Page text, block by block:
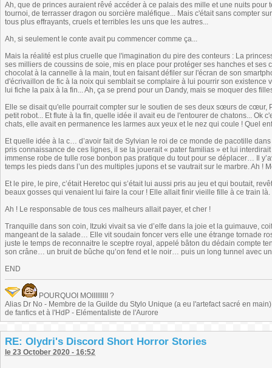
Ah, que de princes auraient rêvé accéder à ce palais des mille et une nuits
tournoi, de terrasser dragon ou sorcière maléfique... Mais c'était sans compter
tous plus effrayants, cruels et terribles les uns que les autres...
Ah, si seulement le conte avait pu commencer comme ça...
Mais la réalité est plus cruelle que l'imagination du pire des conteurs : La
ses milliers de coussins de soie, mis en place pour protéger ses hanches et
chocolat à la cannelle à la main, tout en faisant défiler sur l'écran de son
d'écrivaillon de fic à la noix qui semblait se complaire à lui pourrir son
lui fiche la paix à la fin... Ah, ça se prend pour un Dandy, mais se moquer des
Elle se disait qu'elle pourrait compter sur le soutien de ses deux sœurs de cœur,
petit robot... Et flute à la fin, quelle idée il avait eu de l'entourer de chatons... Ok
chats, elle avait en permanence les larmes aux yeux et le nez qui coule ! Quel
Et quelle idée à la c… d’avoir fait de Sylvian le roi de ce monde de pacotille
pris connaissance de ces lignes, il se la jouerait « pater familias » et lui
immense robe de tulle rose bonbon pas pratique du tout pour se déplacer… Il
temps les pieds dans l’un des multiples jupons et se vautrait sur le marbre. Ah !
Et le pire, le pire, c’était Heretoc qui s’était lui aussi pris au jeu et qui boutait,
beaux gosses qui venaient lui faire la cour ! Elle allait finir vieille fille à ce train là.
Ah ! Le responsable de tous ces malheurs allait payer, et cher !
Tranquille dans son coin, Itzuki vivait sa vie d’elfe dans la joie et la guimauve,
mangeant de la salade… Elle vit soudain foncer vers elle une étrange tornade
juste le temps de reconnaitre le sceptre royal, appelé bâton du dédain compte
son crâne… un bruit de bûche qu’on fend et le noir… puis un long tunnel avec
END
POURQUOI MOIIIIIIIII ?
Alias Dr No - Membre de la Guilde du Stylo Unique (a eu l'artefact sacré en
de fanfics et à l'HdP - Elémentaliste de l'Aurore
RE: Olydri's Discord Short Horror Stories
le 23 October 2020 - 16:52